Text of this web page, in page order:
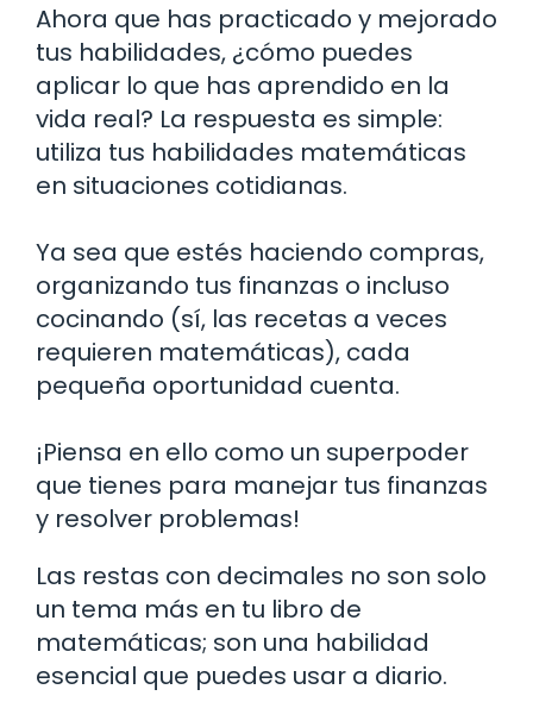
Ahora que has practicado y mejorado
tus habilidades, ¿cómo puedes
aplicar lo que has aprendido en la
vida real? La respuesta es simple:
utiliza tus habilidades matemáticas
en situaciones cotidianas.
Ya sea que estés haciendo compras,
organizando tus finanzas o incluso
cocinando (sí, las recetas a veces
requieren matemáticas), cada
pequeña oportunidad cuenta.
¡Piensa en ello como un superpoder
que tienes para manejar tus finanzas
y resolver problemas!
Las restas con decimales no son solo
un tema más en tu libro de
matemáticas; son una habilidad
esencial que puedes usar a diario.